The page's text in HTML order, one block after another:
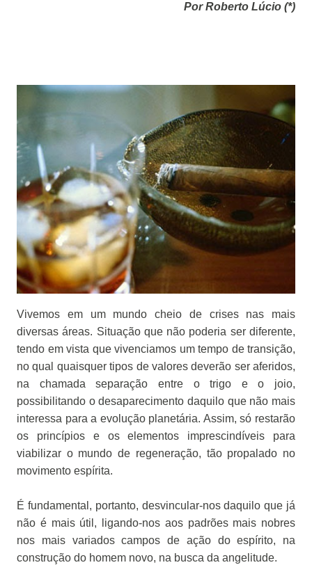
Por Roberto Lúcio (*)
Vivemos em um mundo cheio de crises nas mais
diversas áreas. Situação que não poderia ser diferente,
tendo em vista que vivenciamos um tempo de transição,
no qual quaisquer tipos de valores deverão ser aferidos,
na chamada separação entre o trigo e o joio,
possibilitando o desaparecimento daquilo que não mais
interessa para a evolução planetária. Assim, só restarão
os princípios e os elementos imprescindíveis para
viabilizar o mundo de regeneração, tão propalado no
movimento espírita.
É fundamental, portanto, desvincular-nos daquilo que já
não é mais útil, ligando-nos aos padrões mais nobres
nos mais variados campos de ação do espírito, na
construção do homem novo, na busca da angelitude.